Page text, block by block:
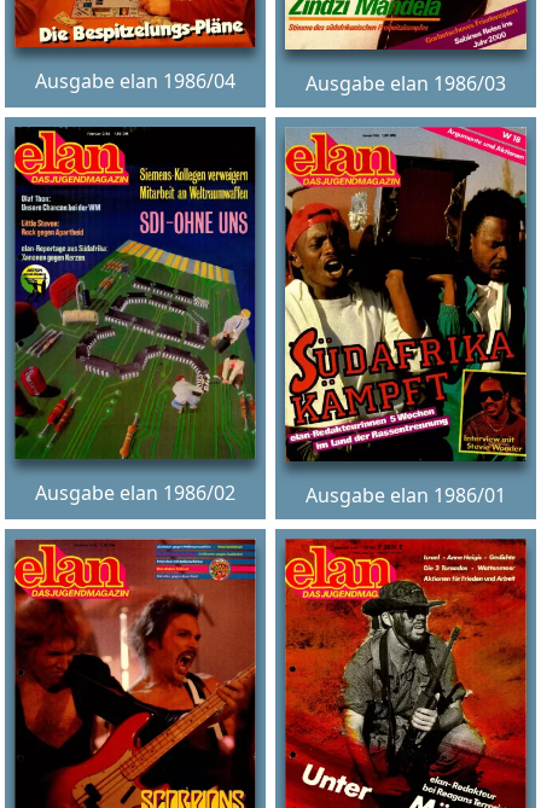
Ausgabe elan 1986/04 Ausgabe elan 1986/03
Ausgabe elan 1986/02 Ausgabe elan 1986/01